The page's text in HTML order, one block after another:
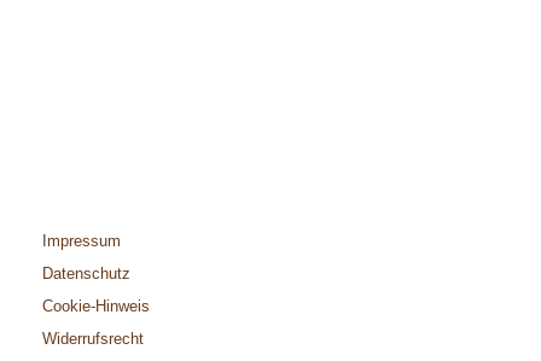
Impressum
Datenschutz
Cookie-Hinweis
Widerrufsrecht